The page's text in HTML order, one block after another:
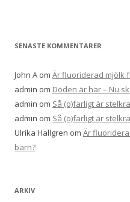
e
:
SENASTE KOMMENTARER
John A om Är fluoriderad mjölk
admin om Döden är här – Nu
admin om Så (o)farligt är
admin om Så (o)farligt är
Ulrika Hallgren om Är
barn?
ARKIV